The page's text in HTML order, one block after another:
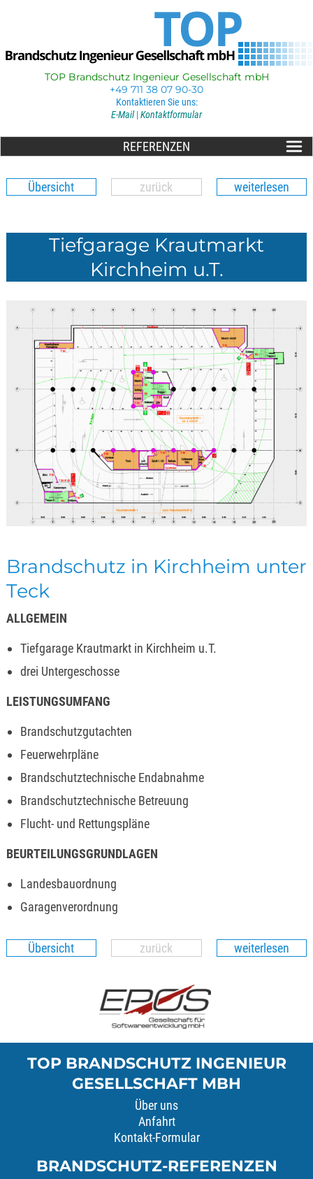
TOP Brandschutz Ingenieur Gesellschaft mbH
+49 711 38 07 90-30
Kontaktieren Sie uns:
E-Mail|Kontaktformular
REFERENZEN
Übersicht zurück weiterlesen
Tiefgarage Krautmarkt
Kirchheim u.T.
Brandschutz in Kirchheim unter
Teck
ALLGEMEIN
Tiefgarage Krautmarkt in Kirchheim u.T.
drei Untergeschosse
LEISTUNGSUMFANG
Brandschutzgutachten
Feuerwehrpläne
Brandschutztechnische Endabnahme
Brandschutztechnische Betreuung
Flucht- und Rettungspläne
BEURTEILUNGSGRUNDLAGEN
Landesbauordnung
Garagenverordnung
Übersicht zurück weiterlesen
TOP BRANDSCHUTZ INGENIEUR
GESELLSCHAFT MBH
Über uns
Anfahrt
Kontakt-Formular
BRANDSCHUTZ-REFERENZEN